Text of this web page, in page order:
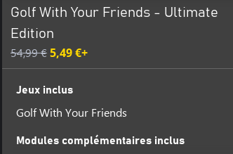
Golf With Your Friends - Ultimate
Edition
54,99 €5,49 €+
Jeux inclus
Golf With Your Friends
Modules complémentaires inclus